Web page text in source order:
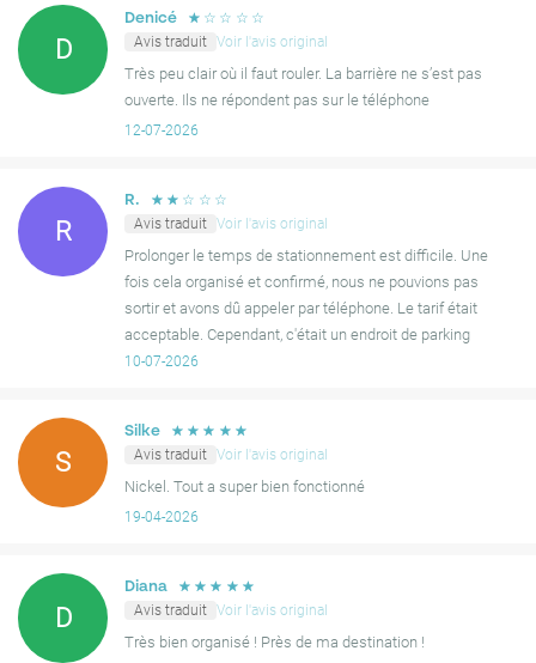
Bien que la majorité des expériences soient très positives,
certains visiteurs ont parfois signalé de petits problèmes. Des
facteurs tels qu'une signalisation d'entrée peu claire ou des
difficultés à prolonger la durée du stationnement ont été
généralement considérée comme une option fiable et bien située.
D
Denicé ☆ ☆ ☆ ☆ ☆
Avis traduit Voir l'avis original
Très peu clair où il faut rouler. La barrière ne s’est pas
ouverte. Ils ne répondent pas sur le téléphone
12-07-2026
R
R. ☆ ☆ ☆ ☆ ☆
Avis traduit Voir l'avis original
Prolonger le temps de stationnement est difficile. Une
fois cela organisé et confirmé, nous ne pouvions pas
sortir et avons dû appeler par téléphone. Le tarif était
acceptable. Cependant, c'était un endroit de parking
correct.
10-07-2026
S
Silke ☆ ☆ ☆ ☆ ☆
Avis traduit Voir l'avis original
Nickel. Tout a super bien fonctionné
19-04-2026
D
Diana ☆ ☆ ☆ ☆ ☆
Avis traduit Voir l'avis original
Très bien organisé ! Près de ma destination !